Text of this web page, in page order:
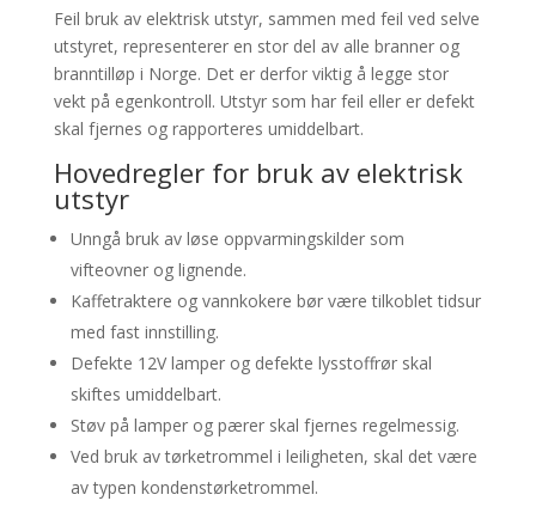
Feil bruk av elektrisk utstyr, sammen med feil ved selve
utstyret, representerer en stor del av alle branner og
branntilløp i Norge. Det er derfor viktig å legge stor
vekt på egenkontroll. Utstyr som har feil eller er defekt
skal fjernes og rapporteres umiddelbart.
Hovedregler for bruk av elektrisk
utstyr
Unngå bruk av løse oppvarmingskilder som
vifteovner og lignende.
Kaffetraktere og vannkokere bør være tilkoblet tidsur
med fast innstilling.
Defekte 12V lamper og defekte lysstoffrør skal
skiftes umiddelbart.
Støv på lamper og pærer skal fjernes regelmessig.
Ved bruk av tørketrommel i leiligheten, skal det være
av typen kondenstørketrommel.